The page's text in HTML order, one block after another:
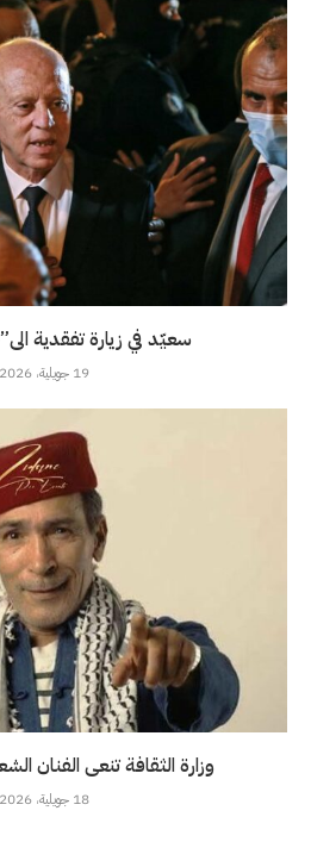
سعيّد في زيارة تفقدية
19 جويلية، 2026
وزارة الثقافة تنعى الفنان
18 جويلية، 2026